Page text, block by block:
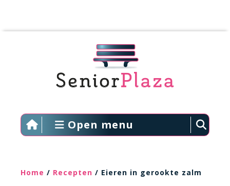
Open menu
Home / Recepten / Eieren in gerookte zalm